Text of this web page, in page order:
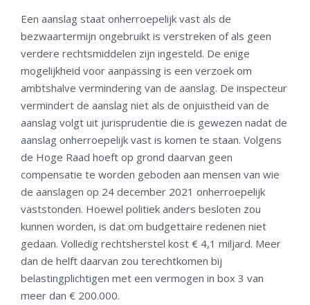
Een aanslag staat onherroepelijk vast als de
bezwaartermijn ongebruikt is verstreken of als geen
verdere rechtsmiddelen zijn ingesteld. De enige
mogelijkheid voor aanpassing is een verzoek om
ambtshalve vermindering van de aanslag. De inspecteur
vermindert de aanslag niet als de onjuistheid van de
aanslag volgt uit jurisprudentie die is gewezen nadat de
aanslag onherroepelijk vast is komen te staan. Volgens
de Hoge Raad hoeft op grond daarvan geen
compensatie te worden geboden aan mensen van wie
de aanslagen op 24 december 2021 onherroepelijk
vaststonden. Hoewel politiek anders besloten zou
kunnen worden, is dat om budgettaire redenen niet
gedaan. Volledig rechtsherstel kost € 4,1 miljard. Meer
dan de helft daarvan zou terechtkomen bij
belastingplichtigen met een vermogen in box 3 van
meer dan € 200.000.